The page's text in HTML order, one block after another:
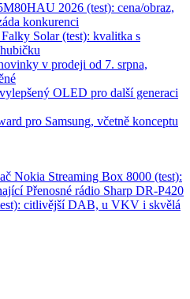
2026 (test): cena/obraz,
konkurenci
Solar (test): kvalitka s
v prodeji od 7. srpna,
OLED pro další generaci
pro Samsung, včetně konceptu
Nokia Streaming Box 8000 (test):
Přenosné rádio Sharp DR-P420
citlivější DAB, u VKV i skvělá